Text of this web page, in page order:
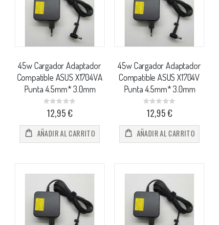
45w Cargador Adaptador
Compatible ASUS X1704VA
Punta 4.5mm* 3.0mm
Rating:
0%12,95 €
AÑADIR AL CARRITO
45w Cargador Adaptador
Compatible ASUS X1704V
Punta 4.5mm* 3.0mm
Rating:
0%12,95 €
AÑADIR AL CARRITO